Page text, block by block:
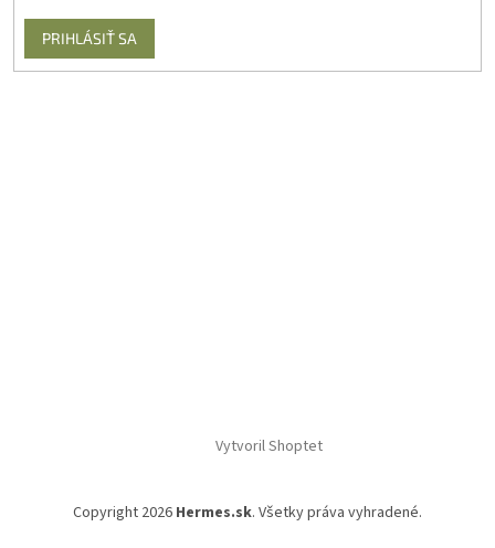
PRIHLÁSIŤ SA
Vytvoril Shoptet
Copyright 2026 Hermes.sk. Všetky práva vyhradené.